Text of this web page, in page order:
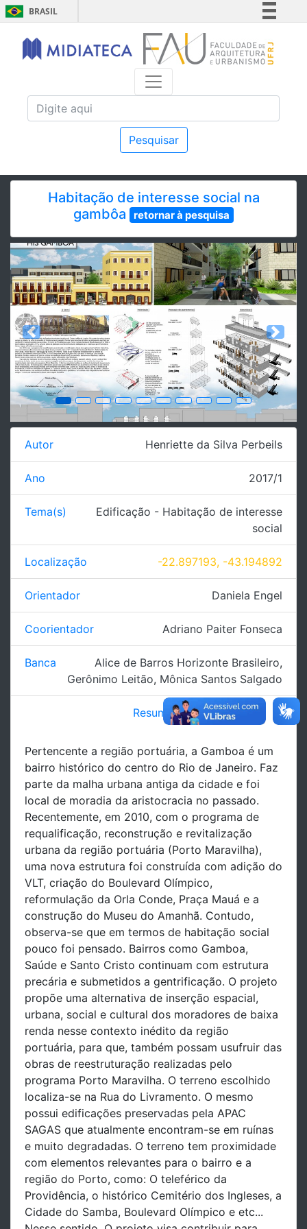
BRASIL
Simplifique!
Comunica BR
Acesso à informação
Pesquisar
Habitação de interesse social na
gambôa
retornar à pesquisa
Previous Next
Autor Henriette da Silva Perbeils
Ano 2017/1
Tema(s)
Edificação - Habitação de interesse
social
Localização -22.897193, -43.194892
Orientador Daniela Engel
Coorientador Adriano Paiter Fonseca
Banca Alice de Barros Horizonte Brasileiro,
Gerônimo Leitão, Mônica Santos Salgado
Resumo
Pertencente a região portuária, a Gamboa é um
bairro histórico do centro do Rio de Janeiro. Faz
parte da malha urbana antiga da cidade e foi
local de moradia da aristocracia no passado.
Recentemente, em 2010, com o programa de
requalificação, reconstrução e revitalização
urbana da região portuária (Porto Maravilha),
uma nova estrutura foi construída com adição do
VLT, criação do Boulevard Olímpico,
reformulação da Orla Conde, Praça Mauá e a
construção do Museu do Amanhã. Contudo,
observa-se que em termos de habitação social
pouco foi pensado. Bairros como Gamboa,
Saúde e Santo Cristo continuam com estrutura
precária e submetidos a gentrificação. O projeto
propõe uma alternativa de inserção espacial,
urbana, social e cultural dos moradores de baixa
renda nesse contexto inédito da região
portuária, para que, também possam usufruir das
obras de reestruturação realizadas pelo
programa Porto Maravilha. O terreno escolhido
localiza-se na Rua do Livramento. O mesmo
possui edificações preservadas pela APAC
SAGAS que atualmente encontram-se em ruínas
e muito degradadas. O terreno tem proximidade
com elementos relevantes para o bairro e a
região do Porto, como: O teleférico da
Providência, o histórico Cemitério dos Ingleses, a
Cidade do Samba, Boulevard Olímpico e etc...